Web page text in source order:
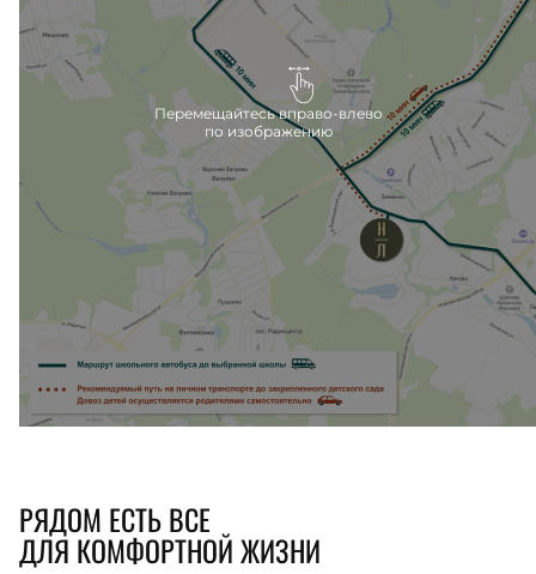
минутах езды на машине, вблизи метро Филатов
луг.
Перемещайтесь вправо-влево
по изображению
РЯДОМ ЕСТЬ ВСЕ
ДЛЯ КОМФОРТНОЙ ЖИЗНИ